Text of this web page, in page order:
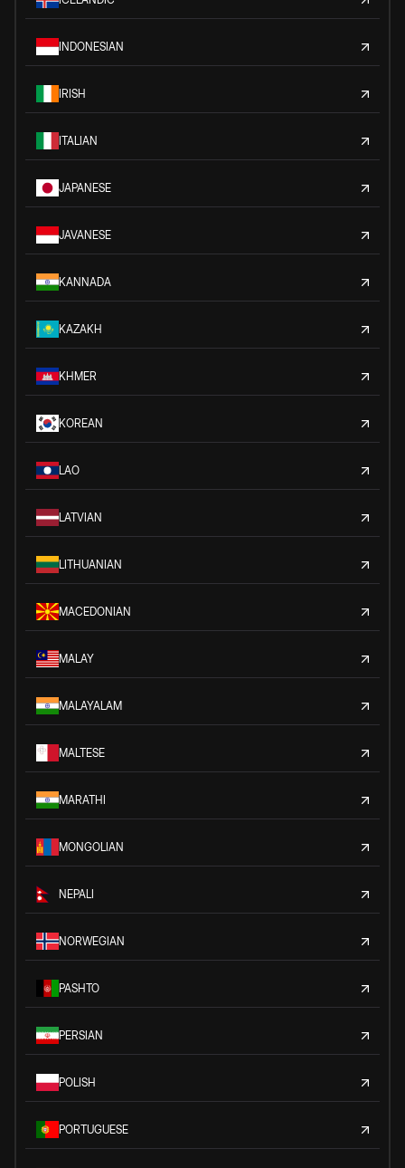
INDONESIAN
IRISH
ITALIAN
JAPANESE
JAVANESE
KANNADA
KAZAKH
KHMER
KOREAN
LAO
LATVIAN
LITHUANIAN
MACEDONIAN
MALAY
MALAYALAM
MALTESE
MARATHI
MONGOLIAN
NEPALI
NORWEGIAN
PASHTO
PERSIAN
POLISH
PORTUGUESE